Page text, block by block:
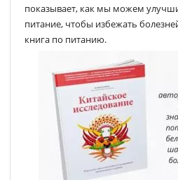
показывает, как мы можем
питание, чтобы избежать
книга по питанию.